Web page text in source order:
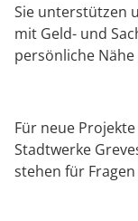
Sie unterstützen
mit Geld- und
persönliche
Für neue
Stadtwerke
stehen für